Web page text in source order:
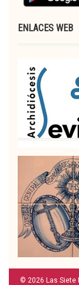
ENLACES WEB
© 2026 Las Siete